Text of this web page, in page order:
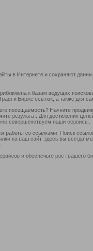
в Интернете и сохраняют
к базам ведущих
и Бирже ссылок, а также для
посещаемость? Начните
результат. Для достижения
совершенствуем наши сервисы.
работы со ссылками: Поиск
на ваш сайт, здесь вы всегда
и обеспечьте рост вашего